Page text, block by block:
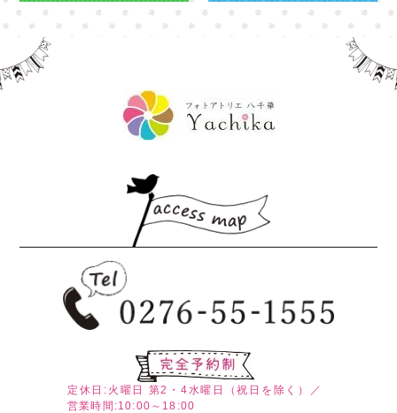
定休日:火曜日
第2・4水曜日（祝日を除く）／
営業時間:10:00～18:00